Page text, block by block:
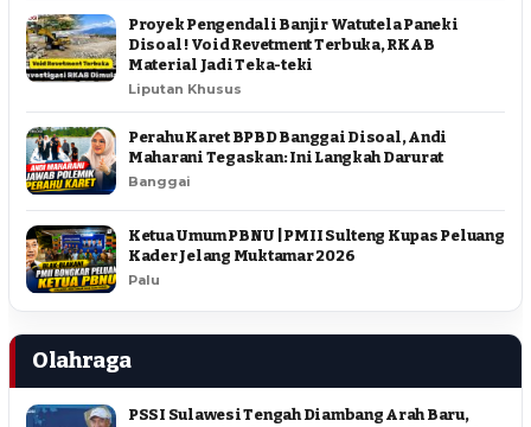
Proyek Pengendali Banjir Watutela Paneki
Disoal ! Void Revetment Terbuka, RKAB
Material Jadi Teka-teki
Liputan Khusus
Perahu Karet BPBD Banggai Disoal, Andi
Maharani Tegaskan: Ini Langkah Darurat
Banggai
Ketua Umum PBNU | PMII Sulteng Kupas Peluang
Kader Jelang Muktamar 2026
Palu
Olahraga
PSSI Sulawesi Tengah Diambang Arah Baru,